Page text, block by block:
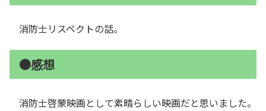
消防士リスペクトの話。
●感想
消防士啓蒙映画として素晴らしい映画だと思いました。